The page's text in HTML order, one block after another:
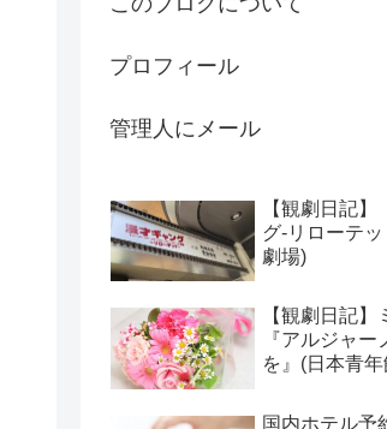
プロフィール
管理人にメール
【観劇日記
グ-リローテ
劇場)
【観劇日記
『アルジャー
を』(日本青
国内ホテル予